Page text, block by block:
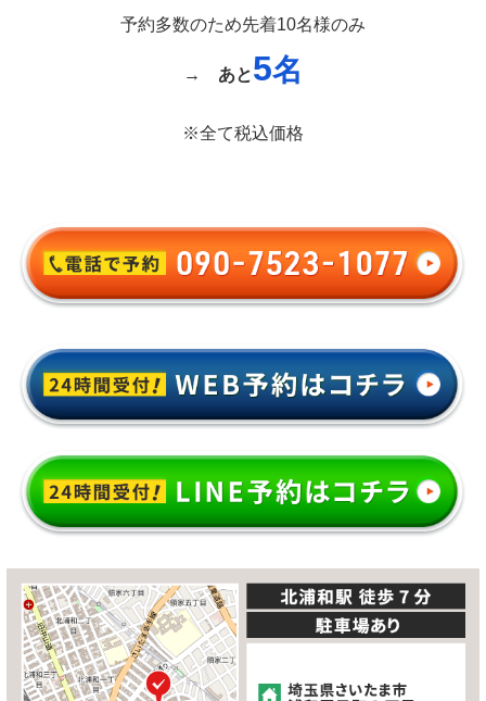
予約多数のため先着10名様のみ
→ あと5名
※全て税込価格